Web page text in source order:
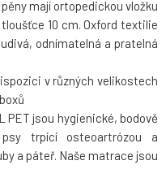
mají ortopedickou vložku
10 cm. Oxford textilie
odnímatelná a pratelná
v různých velikostech
PET jsou hygienické, bodově
trpící osteoartrózou a
a páteř. Naše matrace jsou